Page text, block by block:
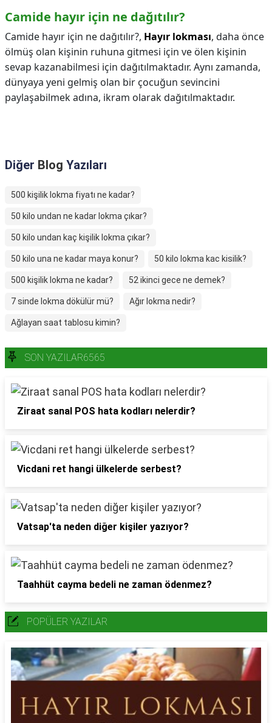
Camide hayır için ne dağıtılır?
Camide hayır için ne dağıtılır?, Hayır lokması, daha önce
ölmüş olan kişinin ruhuna gitmesi için ve ölen kişinin
sevap kazanabilmesi için dağıtılmaktadır. Aynı zamanda,
dünyaya yeni gelmiş olan bir çocuğun sevincini
paylaşabilmek adına, ikram olarak dağıtılmaktadır.
Diğer Blog Yazıları
500 kişilik lokma fiyatı ne kadar?
50 kilo undan ne kadar lokma çıkar?
50 kilo undan kaç kişilik lokma çıkar?
50 kilo una ne kadar maya konur? 50 kilo lokma kac kisilik?
500 kişilik lokma ne kadar? 52 ikinci gece ne demek?
7 sinde lokma dökülür mü? Ağır lokma nedir?
Ağlayan saat tablosu kimin?
SON YAZILAR6565
Ziraat sanal POS hata kodları nelerdir?
Vicdani ret hangi ülkelerde serbest?
Vatsap'ta neden diğer kişiler yazıyor?
Taahhüt cayma bedeli ne zaman ödenmez?
POPÜLER YAZILAR